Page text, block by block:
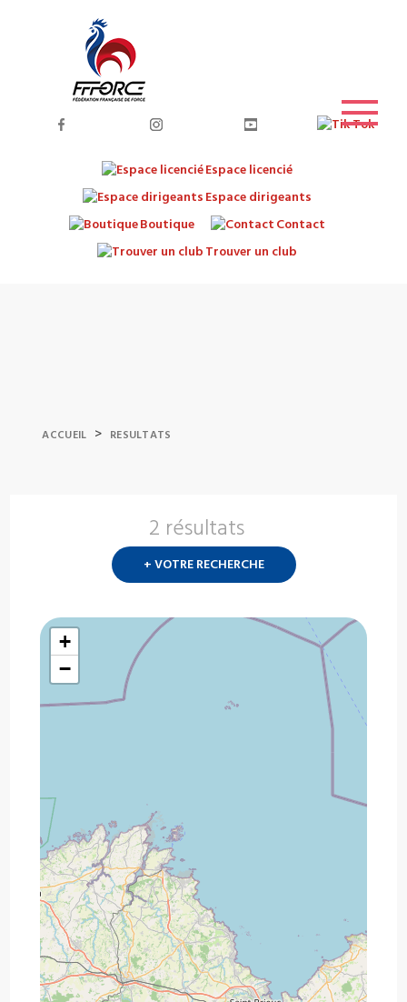
Espace licencié
Espace dirigeants
Boutique
Contact
Trouver un club
ACCUEIL > RESULTATS
2 résultats
+ VOTRE RECHERCHE
+
−